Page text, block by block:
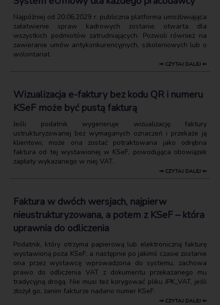
Najpóźniej od 20.06.2029 r. publiczna platforma umożliwiająca
załatwienie spraw kadrowych zostanie otwarta dla
wszystkich podmiotów zatrudniających. Pozwoli również na
zawieranie umów antykonkurencyjnych, szkoleniowych lub o
wolontariat.
⇒ CZYTAJ DALEJ ⇐
Wizualizacja e-faktury bez kodu QR i numeru
KSeF może być pustą fakturą
Jeśli podatnik wygeneruje wizualizację faktury
ustrukturyzowanej bez wymaganych oznaczeń i przekaże ją
klientowi, może ona zostać potraktowana jako odrębna
faktura od tej wystawionej w KSeF, powodująca obowiązek
zapłaty wykazanego w niej VAT.
⇒ CZYTAJ DALEJ ⇐
Faktura w dwóch wersjach, najpierw
nieustrukturyzowana, a potem z KSeF – która
uprawnia do odliczenia
Podatnik, który otrzyma papierową lub elektroniczną fakturę
wystawioną poza KSeF, a następnie po jakimś czasie zostanie
ona przez wystawcę wprowadzona do systemu, zachowa
prawo do odliczenia VAT z dokumentu przekazanego mu
tradycyjną drogą. Nie musi też korygować pliku JPK_VAT, jeśli
złożył go, zanim fakturze nadano numer KSeF.
⇒ CZYTAJ DALEJ ⇐